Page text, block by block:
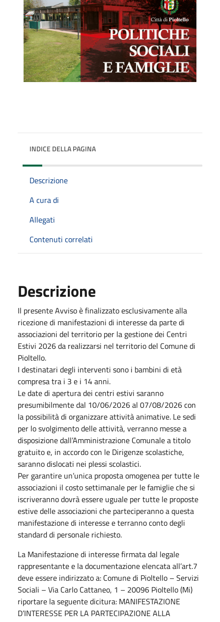
INDICE DELLA PAGINA
Descrizione
A cura di
Allegati
Contenuti correlati
Descrizione
Il presente Avviso è finalizzato esclusivamente alla
ricezione di manifestazioni di interesse da parte di
associazioni del territorio per la gestione dei Centri
Estivi 2026 da realizzarsi nel territorio del Comune di
Pioltello.
I destinatari degli interventi sono i bambini di età
compresa tra i 3 e i 14 anni.
Le date di apertura dei centri estivi saranno
presumibilmente dal 10/06/2026 al 07/08/2026 con
la possibilità di organizzare attività animative. Le sedi
per lo svolgimento delle attività, verranno messe a
disposizione dall’Amministrazione Comunale a titolo
gratuito e, in accordo con le Dirigenze scolastiche,
saranno dislocati nei plessi scolastici.
Per garantire un’unica proposta omogenea per tutte le
associazioni il costo settimanale per le famiglie che si
iscriveranno dovrà essere uguale per tutte le proposte
estive delle associazioni che parteciperanno a questa
manifestazione di interesse e terranno conto degli
standard di personale richiesto.
La Manifestazione di interesse firmata dal legale
rappresentante e la documentazione elencata all’art.7
deve essere indirizzato a: Comune di Pioltello – Servizi
Sociali – Via Carlo Cattaneo, 1 – 20096 Pioltello (Mi)
riportare la seguente dicitura: MANIFESTAZIONE
D’INTERESSE PER LA PARTECIPAZIONE ALLA